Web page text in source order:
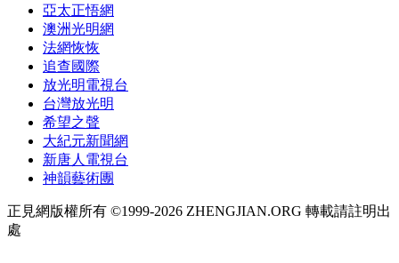
亞太正悟網
澳洲光明網
法網恢恢
追查國際
放光明電視台
台灣放光明
希望之聲
大紀元新聞網
新唐人電視台
神韻藝術團
正見網版權所有 ©1999-2026 ZHENGJIAN.ORG 轉載請註明出
處